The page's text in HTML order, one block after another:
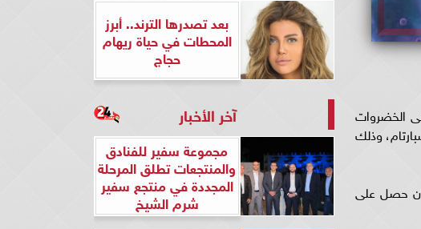
وحتى الخضروات
وذلك
ان حصل على
بعد تصدرها الترند.. أبرز
المحطات في حياة ريهام
حجاج
آخر الأخبار
مجموعة سفير للفنادق
والمنتجعات تطلق المرحلة
المجددة في منتجع سفير
شرم الشيخ